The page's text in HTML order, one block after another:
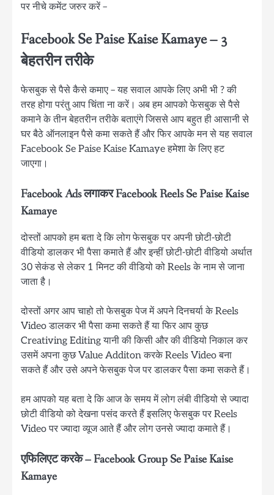
पर नीचे कमेंट जरुर करें –
Facebook Se Paise Kaise Kamaye – 3
बेहतरीन तरीके
फेसबुक से पैसे कैसे कमाए – यह सवाल आपके लिए अभी भी ? की
तरह होगा परंतु आप चिंता ना करें। अब हम आपको फेसबुक से पैसे
कमाने के तीन बेहतरीन तरीके बताएंगे जिससे आप बहुत ही आसानी से
घर बैठे ऑनलाइन पैसे कमा सकते हैं और फिर आपके मन से यह सवाल
Facebook Se Paise Kaise Kamaye हमेशा के लिए हट
जाएगा।
Facebook Ads लगाकर Facebook Reels Se Paise Kaise
Kamaye
दोस्तों आपको हम बता दे कि लोग फेसबुक पर अपनी छोटी-छोटी
वीडियो डालकर भी पैसा कमाते हैं और इन्हीं छोटी-छोटी वीडियो अर्थात
30 सेकंड से लेकर 1 मिनट की वीडियो को Reels के नाम से जाना
जाता है।
दोस्तों अगर आप चाहो तो फेसबुक पेज में अपने दिनचर्या के Reels
Video डालकर भी पैसा कमा सकते हैं या फिर आप कुछ
Creativing Editing यानी की किसी और की वीडियो निकाल कर
उसमें अपना कुछ Value Additon करके Reels Video बना
सकते हैं और उसे अपने फेसबुक पेज पर डालकर पैसा कमा सकते हैं।
हम आपको यह बता दे कि आज के समय में लोग लंबी वीडियो से ज्यादा
छोटी वीडियो को देखना पसंद करते हैं इसलिए फेसबुक पर Reels
Video पर ज्यादा व्यूज आते हैं और लोग उनसे ज्यादा कमाते हैं।
एफिलिएट करके – Facebook Group Se Paise Kaise
Kamaye